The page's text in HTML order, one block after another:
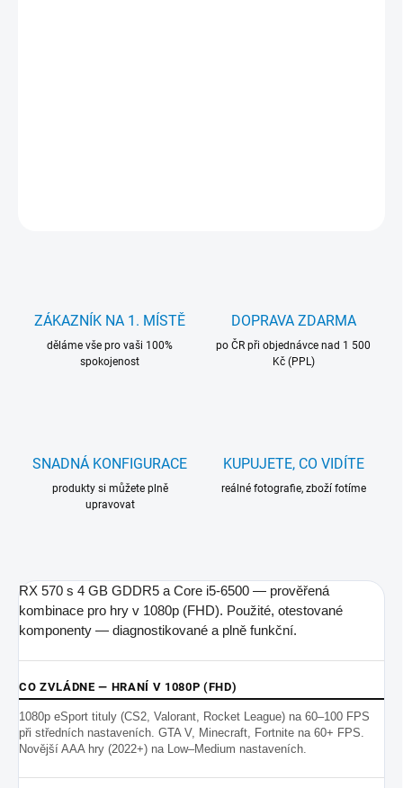
ZÁKAZNÍK NA 1. MÍSTĚ
děláme vše pro vaši 100%
spokojenost
DOPRAVA ZDARMA
po ČR při objednávce nad 1 500
Kč (PPL)
SNADNÁ KONFIGURACE
produkty si můžete plně
upravovat
KUPUJETE, CO VIDÍTE
reálné fotografie, zboží fotíme
RX 570 s 4 GB GDDR5 a Core i5-6500 — prověřená
kombinace pro hry v 1080p (FHD). Použité, otestované
komponenty — diagnostikované a plně funkční.
CO ZVLÁDNE — HRANÍ V 1080P (FHD)
1080p eSport tituly (CS2, Valorant, Rocket League) na 60–100 FPS
při středních nastaveních. GTA V, Minecraft, Fortnite na 60+ FPS.
Novější AAA hry (2022+) na Low–Medium nastaveních.